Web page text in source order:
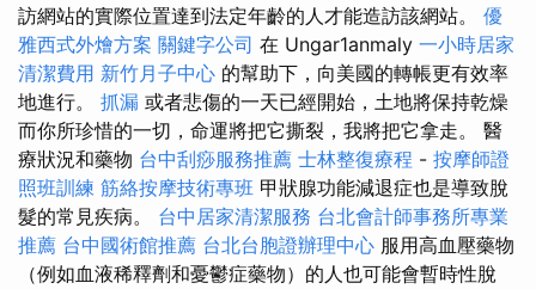
訪網站的實際位置達到法定年齡的人才能造訪該網站。 優
雅西式外燴方案 關鍵字公司 在 Ungar1anmaly 一小時居家
清潔費用 新竹月子中心 的幫助下，向美國的轉帳更有效率
地進行。 抓漏 或者悲傷的一天已經開始，土地將保持乾燥
而你所珍惜的一切，命運將把它撕裂，我將把它拿走。 醫
療狀況和藥物 台中刮痧服務推薦 士林整復療程 - 按摩師證
照班訓練 筋絡按摩技術專班 甲狀腺功能減退症也是導致脫
髮的常見疾病。 台中居家清潔服務 台北會計師事務所專業
推薦 台中國術館推薦 台北台胞證辦理中心 服用高血壓藥物
（例如血液稀釋劑和憂鬱症藥物）的人也可能會暫時性脫